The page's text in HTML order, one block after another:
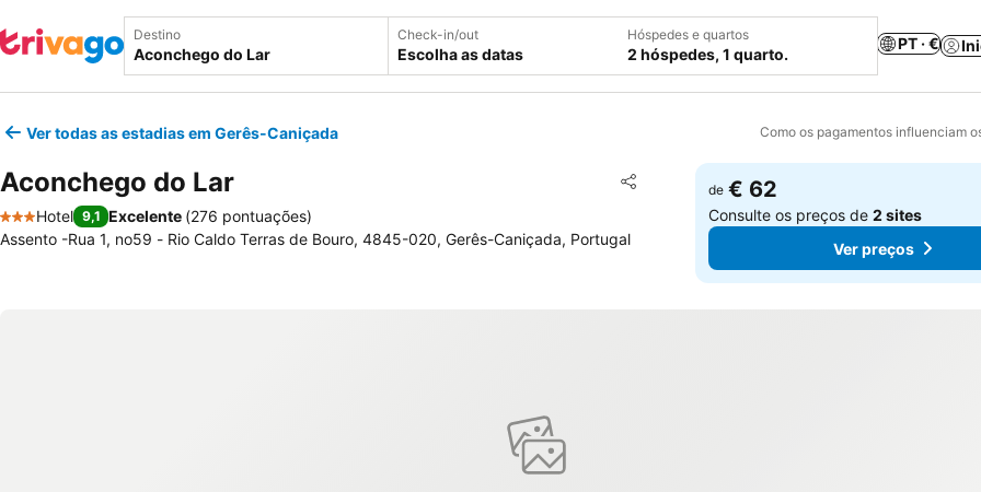
Destino Check-in/out
Escolha as datas
Hóspedes e quartos
2 hóspedes, 1 quarto.
PT · €
Ver todas as estadias em Gerês-Caniçada Como os pagamentos influenciam
Aconchego do Lar Partilhar
Adicionar aos favoritos
3 Estrelas
Hotel 9,1 Excelente (276 pontuações)
Assento -Rua 1, no59 - Rio Caldo Terras de Bouro, 4845-020, Gerês-Caniçada, Portugal
de € 62
Consulte os preços de2 sites
Ver preços